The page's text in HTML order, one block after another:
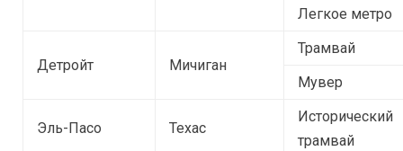
Легкое метро
Детройт Мичиган
Трамвай
Мувер
Эль-Пасо Техас
Исторический
трамвай